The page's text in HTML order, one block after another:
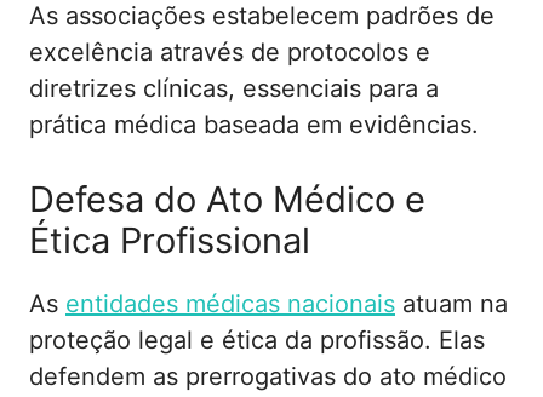
As associações estabelecem padrões de
excelência através de protocolos e
diretrizes clínicas, essenciais para a
prática médica baseada em evidências.
Defesa do Ato Médico e
Ética Profissional
As entidades médicas nacionais atuam na
proteção legal e ética da profissão. Elas
defendem as prerrogativas do ato médico